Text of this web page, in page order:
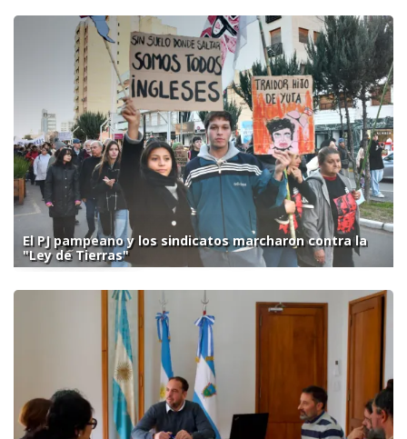
El PJ pampeano y los sindicatos marcharon contra la
"Ley de Tierras"